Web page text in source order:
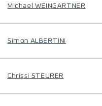
Michael WEINGARTNER
Simon ALBERTINI
Chrissi STEURER